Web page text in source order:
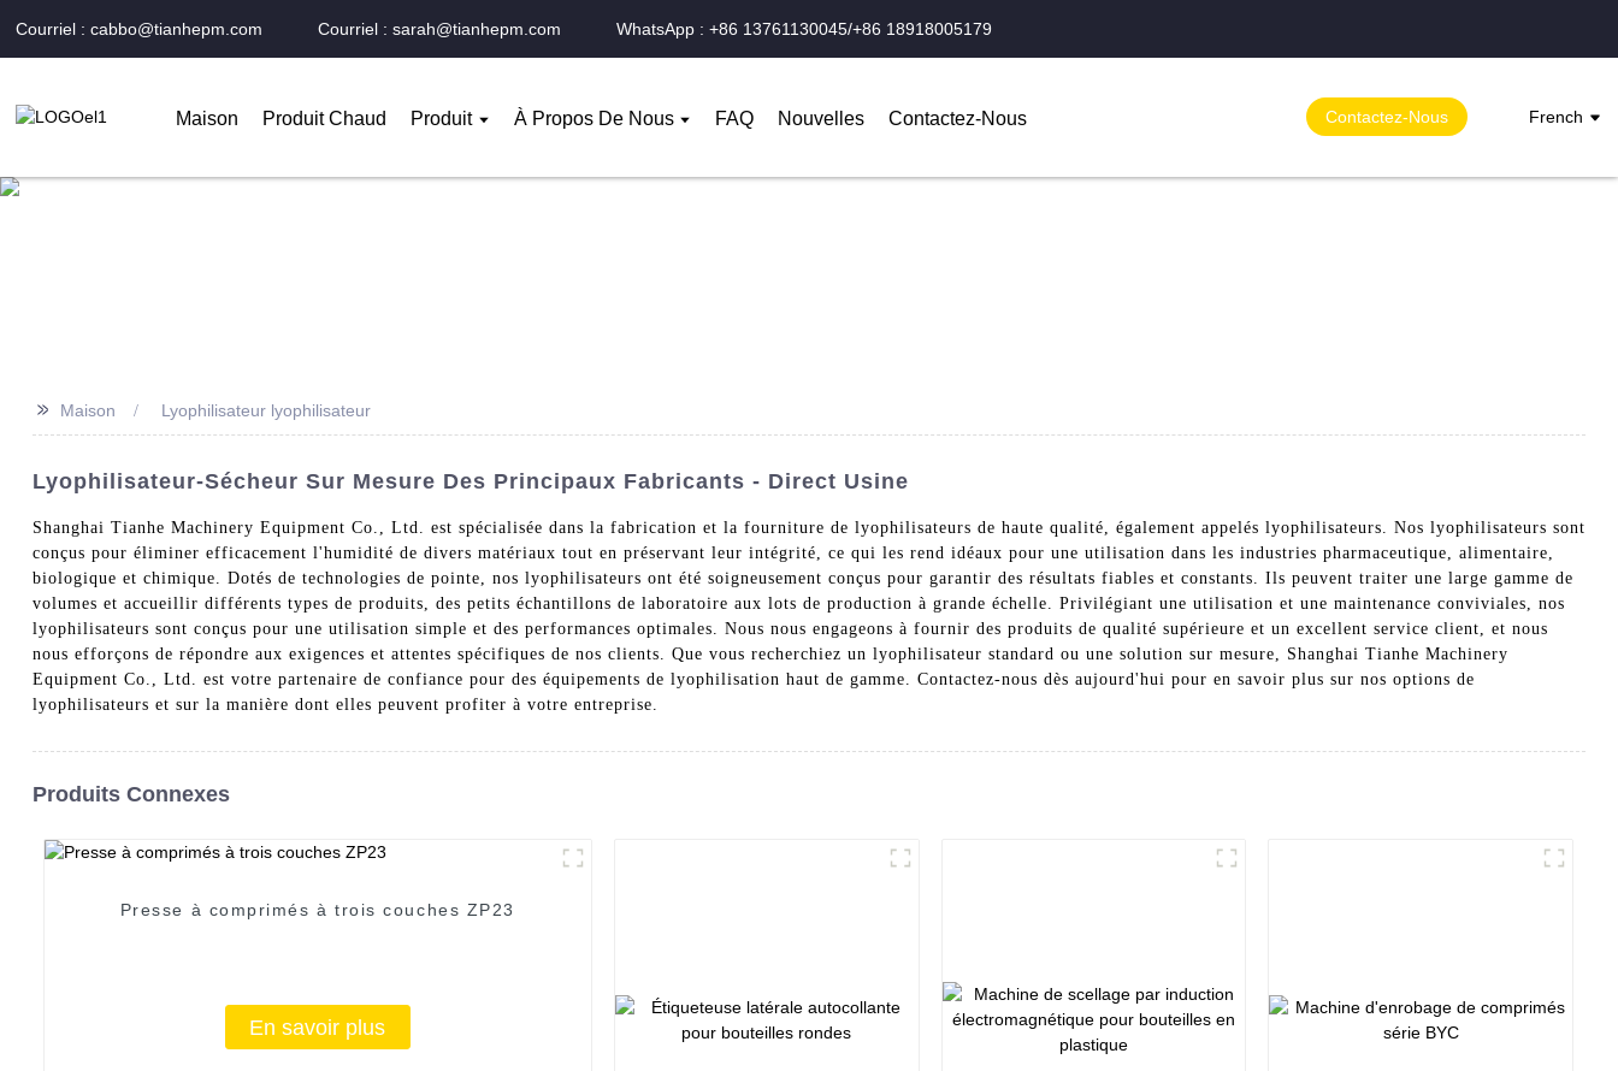
Courriel : cabbo@tianhepm.com Courriel : sarah@tianhepm.com WhatsApp : +86 13761130045/+86 18918005179
Maison Produit Chaud Produit À Propos De Nous FAQ Nouvelles Contactez-Nous Contactez-Nous French
>> Maison Lyophilisateur lyophilisateur
Lyophilisateur-Sécheur Sur Mesure Des Principaux Fabricants - Direct Usine
Shanghai Tianhe Machinery Equipment Co., Ltd. est spécialisée dans la fabrication et la fourniture de lyophilisateurs de haute qualité, également appelés lyophilisateurs. Nos lyophilisateurs sont
conçus pour éliminer efficacement l'humidité de divers matériaux tout en préservant leur intégrité, ce qui les rend idéaux pour une utilisation dans les industries pharmaceutique, alimentaire,
biologique et chimique. Dotés de technologies de pointe, nos lyophilisateurs ont été soigneusement conçus pour garantir des résultats fiables et constants. Ils peuvent traiter une large gamme de
volumes et accueillir différents types de produits, des petits échantillons de laboratoire aux lots de production à grande échelle. Privilégiant une utilisation et une maintenance conviviales, nos
lyophilisateurs sont conçus pour une utilisation simple et des performances optimales. Nous nous engageons à fournir des produits de qualité supérieure et un excellent service client, et nous
nous efforçons de répondre aux exigences et attentes spécifiques de nos clients. Que vous recherchiez un lyophilisateur standard ou une solution sur mesure, Shanghai Tianhe Machinery
Equipment Co., Ltd. est votre partenaire de confiance pour des équipements de lyophilisation haut de gamme. Contactez-nous dès aujourd'hui pour en savoir plus sur nos options de
lyophilisateurs et sur la manière dont elles peuvent profiter à votre entreprise.
Produits Connexes
Presse à comprimés à trois couches ZP23
En savoir plus